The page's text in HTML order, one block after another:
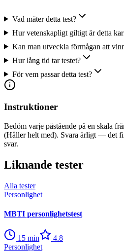
Vad mäter detta test?
Hur vetenskapligt giltigt är detta
Kan man utveckla förmågan att
Hur lång tid tar testet?
För vem passar detta test?
Instruktioner
Bedöm varje påstående på en skala
(Håller helt med). Svara ärligt — det
svar.
Liknande tester
Alla tester
Personlighet
MBTI personlighetstest
15 min
4.8
Personlighet